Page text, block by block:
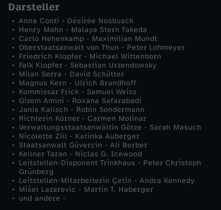
v
e
r
l
o
r
e
n
e
Darsteller
Anna Conti - Désirée Nosbusch
Henry Mahn - Malaya Stern Takeda
Carlo Hehenkamp - Maximilian Mundt
Oberstaatsanwalt von Thun - Peter Lohmeyer
Friedrich Klopfer - Michael Wittenborn
Falk Klopfer - Sebastian Urzendowsky
Milan Serra - David Schütter
Magnus Kern - Ulrich Brandhoff
Kommissar Frick - Samuel Weiss
Gizem Amini - Roxana Safarabadi
Janis Kalisch - Robin Sondermann
Richterin Körner - Carmen Molinar
Verwaltungsstaatsanwältin Götze - Sarah Masuch
Nicolette Zill - Katinka Auberger
Staatsanwalt Güvercin - Ali Berber
Kellner Taran - Niclas G. Icewood
Leitstellen-Disponent Trinkhaus - Peter Christoph
Grünberg
Leitstellen-Mitarbeiterin Çetin - Andra Kennedy
Mišel Lazarevic - Martin T. Haberger
und andere -